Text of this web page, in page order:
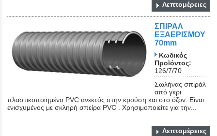
Λεπτομέρειες
ΣΠΙΡΑΛ
ΕΞΑΕΡΙΣΜΟΥ
70mm
Κωδικός
Προϊόντος:
126/7/70
Σωλήνας σπιράλ
από γκρι
πλαστικοποιημένο PVC ανεκτός στην κρούση και στο όζον. Είναι
ενισχυμένος με σκληρή σπείρα PVC . Χρησιμοποιείτε για την...
Λεπτομέρειες